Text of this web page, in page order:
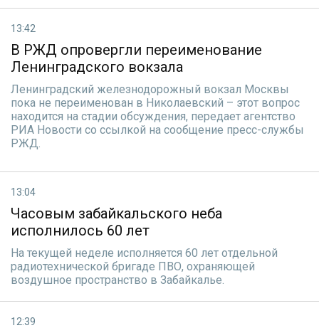
13:42
В РЖД опровергли переименование
Ленинградского вокзала
Ленинградский железнодорожный вокзал Москвы
пока не переименован в Николаевский – этот вопрос
находится на стадии обсуждения, передает агентство
РИА Новости со ссылкой на сообщение пресс-службы
РЖД.
13:04
Часовым забайкальского неба
исполнилось 60 лет
На текущей неделе исполняется 60 лет отдельной
радиотехнической бригаде ПВО, охраняющей
воздушное пространство в Забайкалье.
12:39